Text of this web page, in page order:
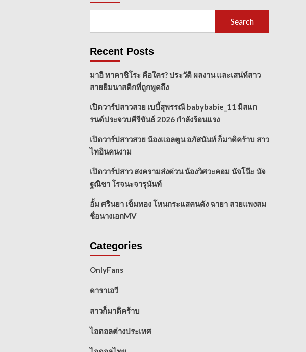
Search
Recent Posts
มาอิ ทาคาชิโระ คือใคร? ประวัติ ผลงาน และเสน่ห์สาว
สายยิมนาสติกที่ถูกพูดถึง
เปิดวาร์ปสาวสวย เบบี้สุพรรณี babybabie_11 มิสแก
รนด์ประจวบคีรีขันธ์ 2026 กำลังร้อนแรง
เปิดวาร์ปสาวสวย น้องแอลตูน อภัสนันท์ ก็มาดิคร้าบ สาว
ไทอินคนงาม
เปิดวาร์ปสาว สงครามส่งด่วน น้องวิศวะคอม นัจโน๊ะ นัจ
ฐณิชา โรจนะจารุนันท์
อั้ม ศรินยา เข็มทอง โหนกระแสคนดัง ฉายา สวยแพงสม
ชื่อนางเอกMV
Categories
OnlyFans
ดาราเอวี
สาวก็มาดิคร้าบ
ไอดอลต่างประเทศ